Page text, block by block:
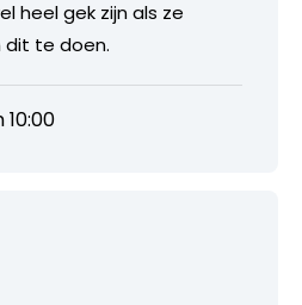
heel gek zijn als ze
dit te doen.